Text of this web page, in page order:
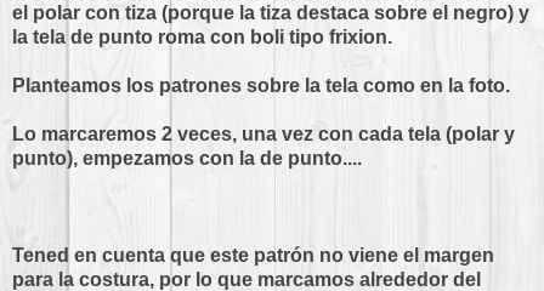
el polar con tiza (porque la tiza destaca sobre el negro) y
la tela de punto roma con boli tipo frixion.
Planteamos los patrones sobre la tela como en la foto.
Lo marcaremos 2 veces, una vez con cada tela (polar y
punto), empezamos con la de punto....
Tened en cuenta que este patrón no viene el margen
para la costura, por lo que marcamos alrededor del